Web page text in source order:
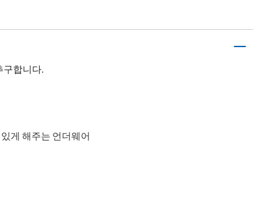
구합니다.
게 해주는 언더웨어